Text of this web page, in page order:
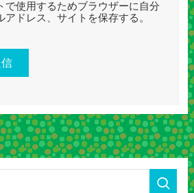
で使用するためブラウザーに自分
アドレス、サイトを保存する。